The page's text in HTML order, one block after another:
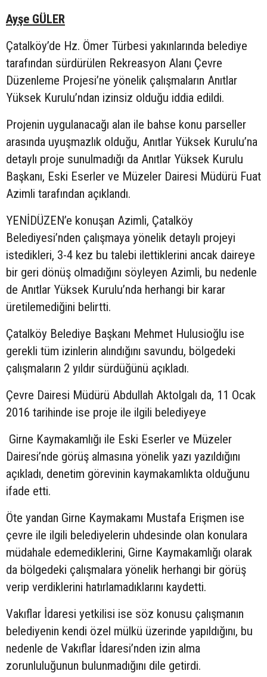
Ayşe GÜLER
Çatalköy’de Hz. Ömer Türbesi yakınlarında belediye
tarafından sürdürülen Rekreasyon Alanı Çevre
Düzenleme Projesi’ne yönelik çalışmaların Anıtlar
Yüksek Kurulu’ndan izinsiz olduğu iddia edildi.
Projenin uygulanacağı alan ile bahse konu parseller
arasında uyuşmazlık olduğu, Anıtlar Yüksek Kurulu’na
detaylı proje sunulmadığı da Anıtlar Yüksek Kurulu
Başkanı, Eski Eserler ve Müzeler Dairesi Müdürü Fuat
Azimli tarafından açıklandı.
YENİDÜZEN’e konuşan Azimli, Çatalköy
Belediyesi’nden çalışmaya yönelik detaylı projeyi
istedikleri, 3-4 kez bu talebi ilettiklerini ancak daireye
bir geri dönüş olmadığını söyleyen Azimli, bu nedenle
de Anıtlar Yüksek Kurulu’nda herhangi bir karar
üretilemediğini belirtti.
Çatalköy Belediye Başkanı Mehmet Hulusioğlu ise
gerekli tüm izinlerin alındığını savundu, bölgedeki
çalışmaların 2 yıldır sürdüğünü açıkladı.
Çevre Dairesi Müdürü Abdullah Aktolgalı da, 11 Ocak
2016 tarihinde ise proje ile ilgili belediyeye
Girne Kaymakamlığı ile Eski Eserler ve Müzeler
Dairesi’nde görüş almasına yönelik yazı yazıldığını
açıkladı, denetim görevinin kaymakamlıkta olduğunu
ifade etti.
Öte yandan Girne Kaymakamı Mustafa Erişmen ise
çevre ile ilgili belediyelerin uhdesinde olan konulara
müdahale edemediklerini, Girne Kaymakamlığı olarak
da bölgedeki çalışmalara yönelik herhangi bir görüş
verip verdiklerini hatırlamadıklarını kaydetti.
Vakıflar İdaresi yetkilisi ise söz konusu çalışmanın
belediyenin kendi özel mülkü üzerinde yapıldığını, bu
nedenle de Vakıflar İdaresi’nden izin alma
zorunluluğunun bulunmadığını dile getirdi.